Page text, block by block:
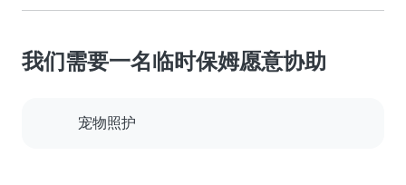
我们需要一名临时保姆愿意协助
宠物照护